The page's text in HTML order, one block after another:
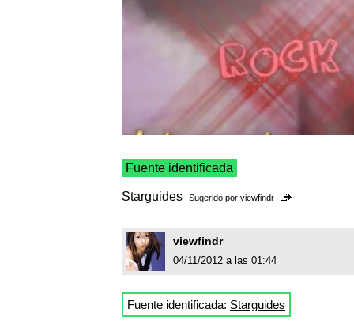
Fuente identificada
Starguides Sugerido por viewfindr
viewfindr
04/11/2012 a las 01:44
Fuente identificada: Starguides